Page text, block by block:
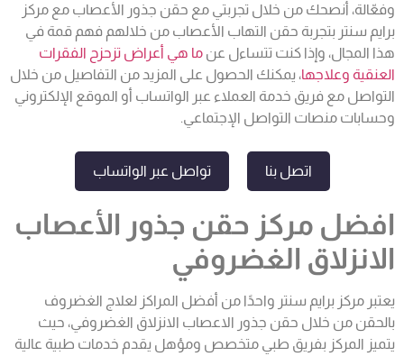
وفعّالة، أنصحك من خلال تجربتي مع حقن جذور الأعصاب مع مركز
برايم سنتر بتجربة حقن التهاب الأعصاب من خلالهم فهم قمة في
هذا المجال، وإذا كنت تتساءل عن ما هي أعراض تزحزح الفقرات
العنقية وعلاجها، يمكنك الحصول على المزيد من التفاصيل من خلال
التواصل مع فريق خدمة العملاء عبر الواتساب أو الموقع الإلكتروني
وحسابات منصات التواصل الإجتماعي.
اتصل بنا تواصل عبر الواتساب
افضل مركز حقن جذور الأعصاب
الانزلاق الغضروفي
يعتبر مركز برايم سنتر واحدًا من أفضل المراكز لعلاج الغضروف
بالحقن من خلال حقن جذور الاعصاب الانزلاق الغضروف ي، حيث
يتميز المركز بفريق طبي متخصص ومؤهل يقدم خدمات طبية عالية